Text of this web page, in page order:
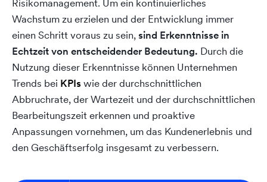
Risikomanagement. Um ein kontinuierliches
Wachstum zu erzielen und der Entwicklung immer
einen Schritt voraus zu sein,sind Erkenntnisse in
Echtzeit von entscheidender Bedeutung. Durch die
Nutzung dieser Erkenntnisse können Unternehmen
Trends bei KPIswie der durchschnittlichen
Abbruchrate, der Wartezeit und der durchschnittlichen
Bearbeitungszeit erkennen und proaktive
Anpassungen vornehmen, um das Kundenerlebnis und
den Geschäftserfolg insgesamt zu verbessern.